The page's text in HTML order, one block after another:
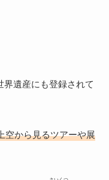
遺産にも登録されて
空から見るツアーや展